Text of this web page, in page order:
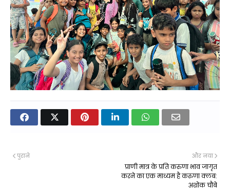
और नया
प्राणी मात्र के प्रति करुणा भाव जागृत
करने का एक माध्यम है करुणा क्लब:
अशोक चौबे
पुराने